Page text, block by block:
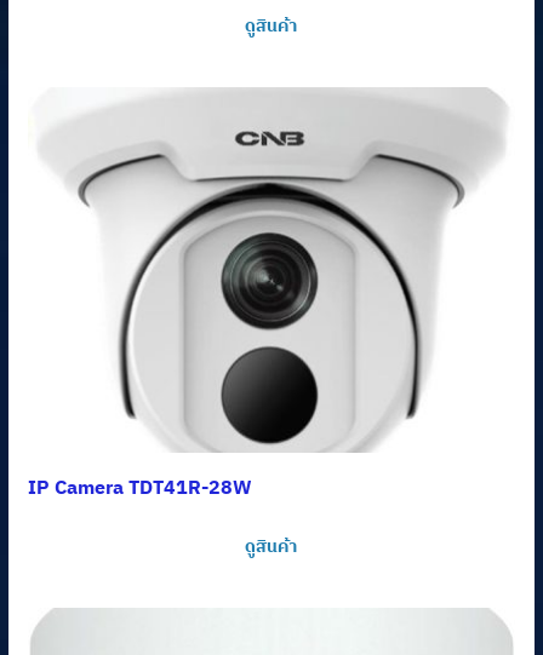
ดูสินค้า
IP Camera TDT41R-28W
ดูสินค้า